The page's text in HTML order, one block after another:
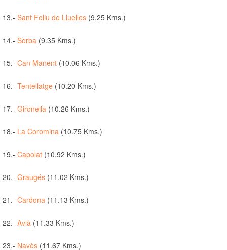
13.- Sant Feliu de Lluelles (9.25 Kms.)
14.- Sorba (9.35 Kms.)
15.- Can Manent (10.06 Kms.)
16.- Tentellatge (10.20 Kms.)
17.- Gironella (10.26 Kms.)
18.- La Coromina (10.75 Kms.)
19.- Capolat (10.92 Kms.)
20.- Graugés (11.02 Kms.)
21.- Cardona (11.13 Kms.)
22.- Avià (11.33 Kms.)
23.- Navès (11.67 Kms.)